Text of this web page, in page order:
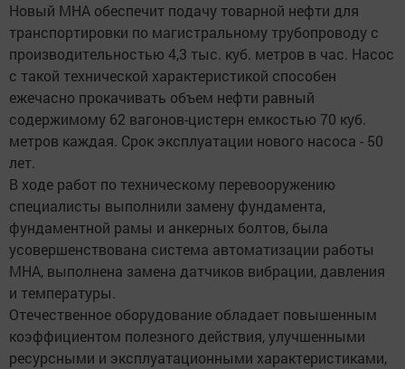
Новый МНА обеспечит подачу товарной нефти для
транспортировки по магистральному трубопроводу с
производительностью 4,3 тыс. куб. метров в час. Насос
с такой технической характеристикой способен
ежечасно прокачивать объем нефти равный
содержимому 62 вагонов-цистерн емкостью 70 куб.
метров каждая. Срок эксплуатации нового насоса - 50
лет.
В ходе работ по техническому перевооружению
специалисты выполнили замену фундамента,
фундаментной рамы и анкерных болтов, была
усовершенствована система автоматизации работы
МНА, выполнена замена датчиков вибрации, давления
и температуры.
Отечественное оборудование обладает повышенным
коэффициентом полезного действия, улучшенными
ресурсными и эксплуатационными характеристиками,